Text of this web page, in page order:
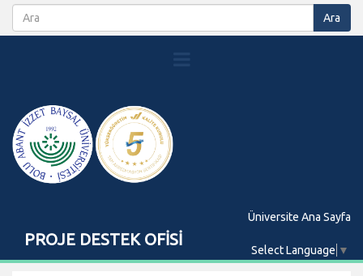
PROJE DESTEK OFİSİ
Üniversite Ana Sayfa
Select Language ▼